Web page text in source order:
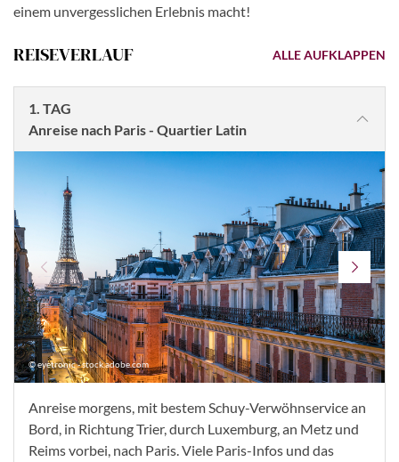
einem unvergesslichen Erlebnis macht!
REISEVERLAUF ALLE AUFKLAPPEN
1. TAG
Anreise nach Paris - Quartier Latin
© eyetronic - stock.adobe.com
Anreise morgens, mit bestem Schuy-Verwöhnservice an
Bord, in Richtung Trier, durch Luxemburg, an Metz und
Reims vorbei, nach Paris. Viele Paris-Infos und das